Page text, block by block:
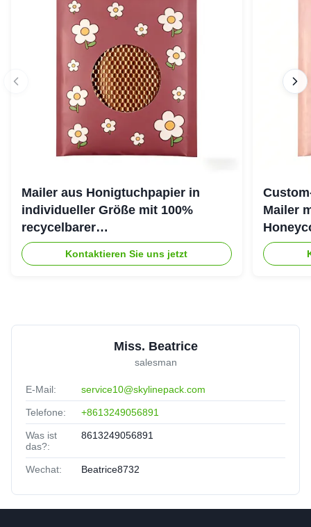
Mailer aus Honigtuchpapier in
individueller Größe mit 100%
recycelbarer
Honigtuchkissenstruktur für
umweltschützende Verpackungen
Kontaktieren Sie uns jetzt
Mailer
Miss. Beatrice
salesman
E-Mail: service10@skylinepack.com
Telefone: +8613249056891
Was ist
das?:
8613249056891
Wechat: Beatrice8732